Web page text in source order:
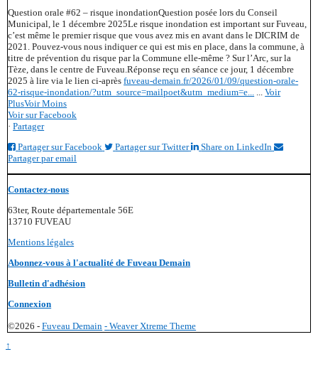
Question orale #62 – risque inondationQuestion posée lors du Conseil
Municipal, le 1 décembre 2025Le risque inondation est important sur Fuveau,
c’est même le premier risque que vous avez mis en avant dans le DICRIM de
2021. Pouvez-vous nous indiquer ce qui est mis en place, dans la commune, à
titre de prévention du risque par la Commune elle-même ? Sur l’Arc, sur la
Tèze, dans le centre de Fuveau.Réponse reçu en séance ce jour, 1 décembre
2025 à lire via le lien ci-aprèsfuveau-demain.fr/2026/01/09/question-orale-
62-risque-inondation/?utm_source=mailpoet&utm_medium=e...
...Voir
PlusVoir Moins
Voir sur Facebook
· Partager
Partager sur Facebook
Partager sur Twitter
Share on LinkedIn
Partager par email
Contactez-nous
63ter, Route départementale 56E
13710 FUVEAU
Mentions légales
Abonnez-vous à l'actualité de Fuveau Demain
Bulletin d'adhésion
Connexion
©2026 -Fuveau Demain -Weaver Xtreme Theme
↑